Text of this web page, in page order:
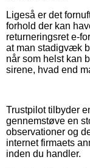
Ligeså er det
forhold der kan
returneringsret e-
at man stadigvæk
når som helst kan
sirene, hvad end
Trustpilot tilbyder
gennemstøve en
observationer og
internet firmaets
inden du handler.